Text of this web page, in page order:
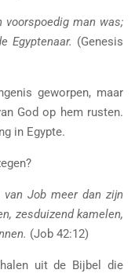
voorspoedig man was;
Egyptenaar. (Genesis
geworpen, maar
God op hem rusten.
in Egypte.
van Job meer dan zijn
zesduizend kamelen,
(Job 42:12)
uit de Bijbel die